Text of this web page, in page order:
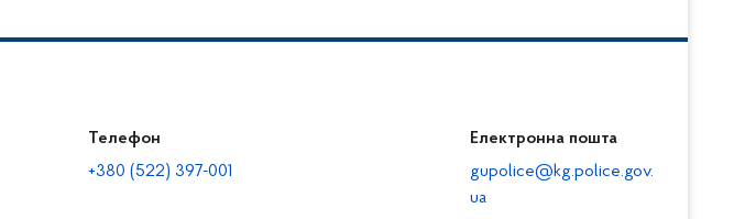
Телефон
+380 (522) 397-001
Електронна пошта
gupolice@kg.police.gov.
ua